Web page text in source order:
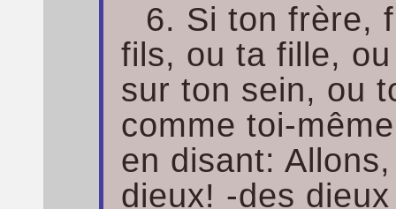
6. Si ton frère,
fils, ou ta fille,
sur ton sein, ou
comme toi-
en disant:
dieux! -des